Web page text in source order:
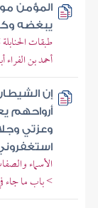
المؤمن
يبغضه
طبقات
أحمد بن الفراء
إن
أرواحهم
وعزتي
الأسماء
> باب ما جاء